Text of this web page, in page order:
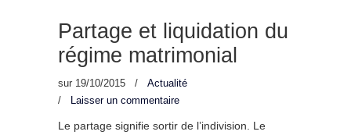
Partage et liquidation du
régime matrimonial
sur 19/10/2015 /
Actualité
/
Laisser un commentaire
Le partage signifie sortir de l’indivision. Le